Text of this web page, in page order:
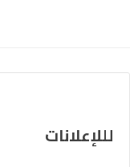
لللإعلانات